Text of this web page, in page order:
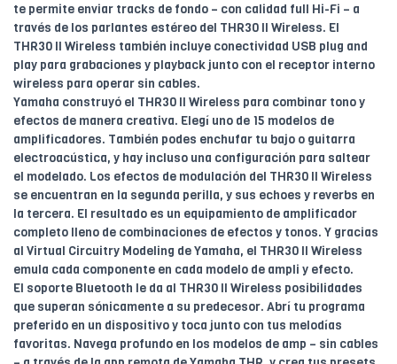
te permite enviar tracks de fondo – con calidad full Hi-Fi – a
través de los parlantes estéreo del THR30 II Wireless. El
THR30 II Wireless también incluye conectividad USB plug and
play para grabaciones y playback junto con el receptor interno
wireless para operar sin cables.
Yamaha construyó el THR30 II Wireless para combinar tono y
efectos de manera creativa. Elegí uno de 15 modelos de
amplificadores. También podes enchufar tu bajo o guitarra
electroacústica, y hay incluso una configuración para saltear
el modelado. Los efectos de modulación del THR30 II Wireless
se encuentran en la segunda perilla, y sus echoes y reverbs en
la tercera. El resultado es un equipamiento de amplificador
completo lleno de combinaciones de efectos y tonos. Y gracias
al Virtual Circuitry Modeling de Yamaha, el THR30 II Wireless
emula cada componente en cada modelo de ampli y efecto.
El soporte Bluetooth le da al THR30 II Wireless posibilidades
que superan sónicamente a su predecesor. Abrí tu programa
preferido en un dispositivo y toca junto con tus melodías
favoritas. Navega profundo en los modelos de amp – sin cables